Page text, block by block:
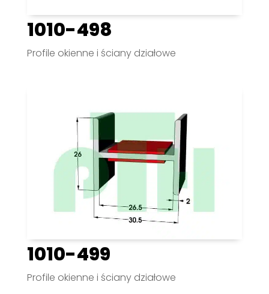
1010-498
Profile okienne i ściany działowe
1010-499
Profile okienne i ściany działowe